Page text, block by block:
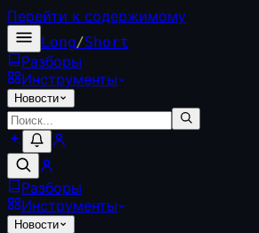
Перейти к содержимому
Long/Short
Разборы
Инструменты
Новости
Разборы
Инструменты
Новости